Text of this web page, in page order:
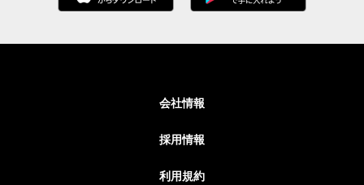
会社情報
採用情報
利用規約